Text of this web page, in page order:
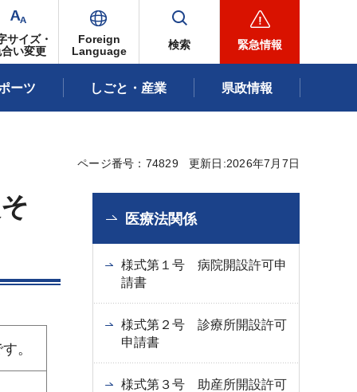
サイズ・
い変更
Foreign
Language
検索 緊急情報
ーツ しごと・産業 県政情報
ページ番号：74829 更新日:2026年7月7日
。
医療法関係
様式第１号 病院開設許可申
請書
様式第２号 診療所開設許可
申請書
様式第３号 助産所開設許可